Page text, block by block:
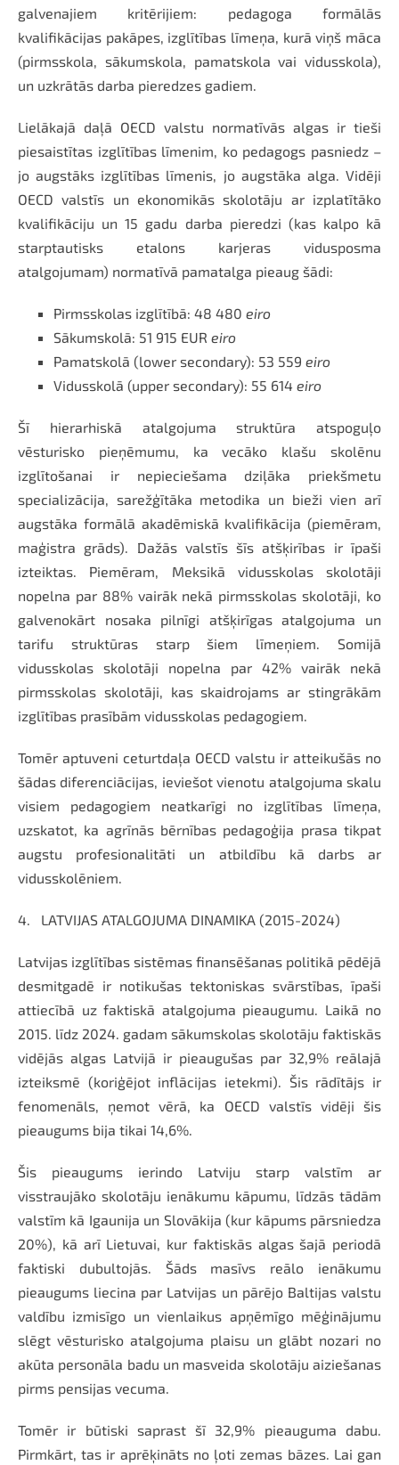
galvenajiem kritērijiem: pedagoga formālās
kvalifikācijas pakāpes, izglītības līmeņa, kurā viņš māca
(pirmsskola, sākumskola, pamatskola vai vidusskola),
un uzkrātās darba pieredzes gadiem.
Lielākajā daļā OECD valstu normatīvās algas ir tieši
piesaistītas izglītības līmenim, ko pedagogs pasniedz –
jo augstāks izglītības līmenis, jo augstāka alga. Vidēji
OECD valstīs un ekonomikās skolotāju ar izplatītāko
kvalifikāciju un 15 gadu darba pieredzi (kas kalpo kā
starptautisks etalons karjeras vidusposma
atalgojumam) normatīvā pamatalga pieaug šādi:
Pirmsskolas izglītībā: 48 480 eiro
Sākumskolā: 51 915 EUR eiro
Pamatskolā (lower secondary): 53 559 eiro
Vidusskolā (upper secondary): 55 614 eiro
Šī hierarhiskā atalgojuma struktūra atspoguļo
vēsturisko pieņēmumu, ka vecāko klašu skolēnu
izglītošanai ir nepieciešama dziļāka priekšmetu
specializācija, sarežģītāka metodika un bieži vien arī
augstāka formālā akadēmiskā kvalifikācija (piemēram,
maģistra grāds). Dažās valstīs šīs atšķirības ir īpaši
izteiktas. Piemēram, Meksikā vidusskolas skolotāji
nopelna par 88% vairāk nekā pirmsskolas skolotāji, ko
galvenokārt nosaka pilnīgi atšķirīgas atalgojuma un
tarifu struktūras starp šiem līmeņiem. Somijā
vidusskolas skolotāji nopelna par 42% vairāk nekā
pirmsskolas skolotāji, kas skaidrojams ar stingrākām
izglītības prasībām vidusskolas pedagogiem.
Tomēr aptuveni ceturtdaļa OECD valstu ir atteikušās no
šādas diferenciācijas, ieviešot vienotu atalgojuma skalu
visiem pedagogiem neatkarīgi no izglītības līmeņa,
uzskatot, ka agrīnās bērnības pedagoģija prasa tikpat
augstu profesionalitāti un atbildību kā darbs ar
vidusskolēniem.
4. LATVIJAS ATALGOJUMA DINAMIKA (2015-2024)
Latvijas izglītības sistēmas finansēšanas politikā pēdējā
desmitgadē ir notikušas tektoniskas svārstības, īpaši
attiecībā uz faktiskā atalgojuma pieaugumu. Laikā no
2015. līdz 2024. gadam sākumskolas skolotāju faktiskās
vidējās algas Latvijā ir pieaugušas par 32,9% reālajā
izteiksmē (koriģējot inflācijas ietekmi). Šis rādītājs ir
fenomenāls, ņemot vērā, ka OECD valstīs vidēji šis
pieaugums bija tikai 14,6%.
Šis pieaugums ierindo Latviju starp valstīm ar
visstraujāko skolotāju ienākumu kāpumu, līdzās tādām
valstīm kā Igaunija un Slovākija (kur kāpums pārsniedza
20%), kā arī Lietuvai, kur faktiskās algas šajā periodā
faktiski dubultojās. Šāds masīvs reālo ienākumu
pieaugums liecina par Latvijas un pārējo Baltijas valstu
valdību izmisīgo un vienlaikus apņēmīgo mēģinājumu
slēgt vēsturisko atalgojuma plaisu un glābt nozari no
akūta personāla badu un masveida skolotāju aiziešanas
pirms pensijas vecuma.
Tomēr ir būtiski saprast šī 32,9% pieauguma dabu.
Pirmkārt, tas ir aprēķināts no ļoti zemas bāzes. Lai gan